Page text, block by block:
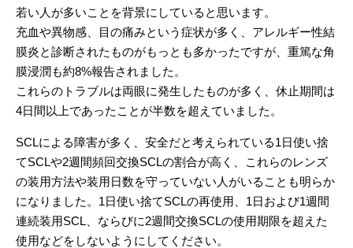
若い人が多いことを背景にしていると思います。
充血や異物感、目の痛みという症状が多く、アレルギー性結
膜炎と診断されたものがもっとも多かったですが、重篤な角
膜浸潤も約8%報告されました。
これらのトラブルは両眼に発生したものが多く、休止期間は
4日間以上であったことが半数を超えていました。
SCLによる障害が多く、安全だと考えられている1日使い捨
てSCLや2週間頻回交換SCLの割合が高く、これらのレンズ
の装用方法や装用日数を守っていない人がいることも明らか
になりました。1日使い捨てSCLの再使用、1日および1週間
連続装用SCL、ならびに2週間交換SCLの使用期限を超えた
使用などをしないようにしてください。